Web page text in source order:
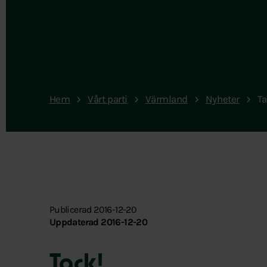
Hem Vårt parti Värmland Nyheter
Publicerad 2016-12-20
Uppdaterad 2016-12-20